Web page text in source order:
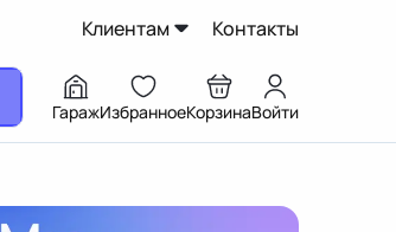
Клиентам Контакты
ГаражИзбранноеКорзинаВойти